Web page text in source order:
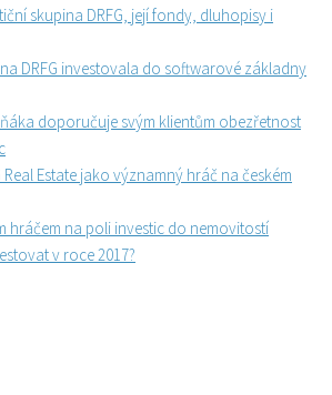
skupina DRFG, její fondy, dluhopisy i
DRFG investovala do softwarové základny
doporučuje svým klientům obezřetnost
Real Estate jako významný hráč na českém
hráčem na poli investic do nemovitostí
v roce 2017?